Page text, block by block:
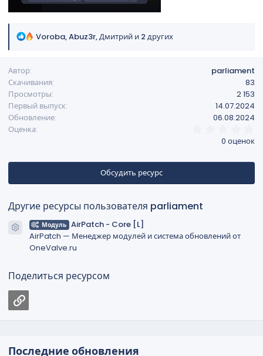
Р
ц
и
и
:
Voroba,Abuz3r,Дмитрий и 2 других
Автор
parliament
Скачивания
83
Просмотры
2 153
Первый выпуск
14.07.2024
Обновление
06.08.2024
Оценка
,
0
з
ё
0 оценок
Обсудить ресурс
Другие ресурсы пользователя parliament
Иконка ресурса
Модуль AirPatch - Core [L]
AirPatch — Менеджер модулей и система обновлений от
OneValve.ru
Поделиться ресурсом
Последние обновления